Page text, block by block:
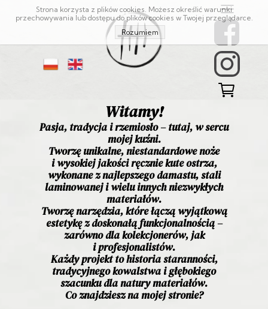
Witamy!
Pasja, tradycja i rzemiosło – tutaj, w sercu
mojej kuźni.
Tworzę unikalne, niestandardowe noże
i wysokiej jakości ręcznie kute ostrza,
wykonane z najlepszego damastu, stali
laminowanej i wielu innych niezwykłych
materiałów.
Tworzę narzędzia, które łączą wyjątkową
estetykę z doskonałą funkcjonalnością –
zarówno dla kolekcjonerów, jak
i profesjonalistów.
Każdy projekt to historia staranności,
tradycyjnego kowalstwa i głębokiego
szacunku dla natury materiałów.
Co znajdziesz na mojej stronie?
Strona korzysta z plików cookies. Możesz określić warunki
przechowywania lub dostępu do plików cookies w Twojej przeglądarce.
Rozumiem